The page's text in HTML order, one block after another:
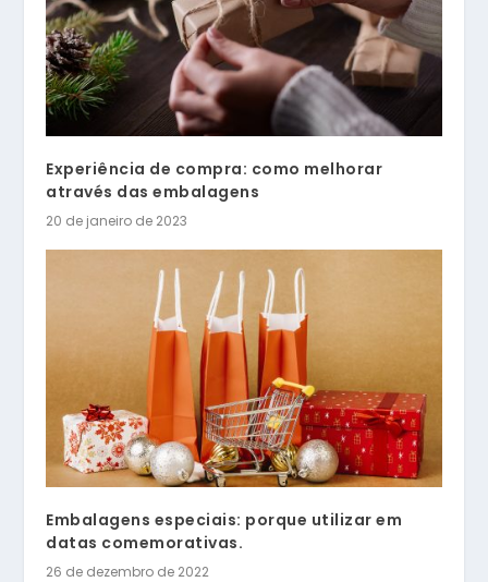
Experiência de compra: como melhorar
através das embalagens
20 de janeiro de 2023
Embalagens especiais: porque utilizar em
datas comemorativas.
26 de dezembro de 2022